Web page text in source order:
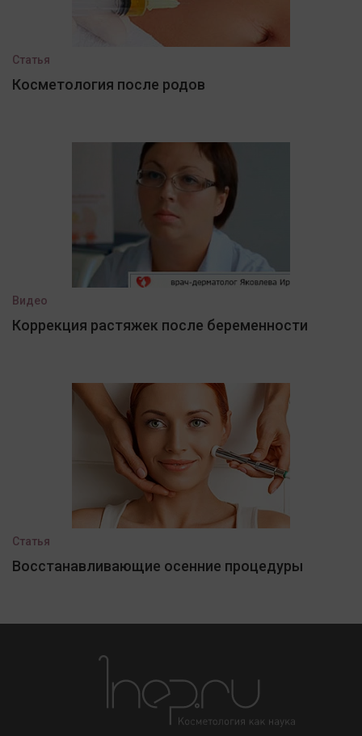
Статья
Косметология после родов
Видео
Коррекция растяжек после беременности
Статья
Восстанавливающие осенние процедуры